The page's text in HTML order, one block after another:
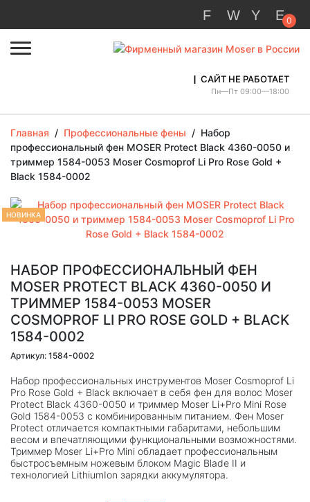
0
САЙТ НЕ РАБОТАЕТ
Пн—Пт 09:00—18:00
Главная / Профессиональные фены / Набор
профессиональный фен MOSER Protect Black 4360-0050 и
триммер 1584-0053 Moser Cosmoprof Li Pro Rose Gold +
Black 1584-0002
НОВИНКА
НАБОР ПРОФЕССИОНАЛЬНЫЙ ФЕН
MOSER PROTECT BLACK 4360-0050 И
ТРИММЕР 1584-0053 MOSER
COSMOPROF LI PRO ROSE GOLD + BLACK
1584-0002
Артикул: 1584-0002
Набор профессиональных инструментов Moser Cosmoprof Li
Pro Rose Gold + Black включает в себя фен для волос Moser
Protect Black 4360-0050 и триммер Moser Li+Pro Mini Rose
Gold 1584-0053 с комбинированным питанием. Фен Moser
Protect отличается компактными габаритами, небольшим
весом и впечатляющими функциональными возможностями.
Триммер Moser Li+Pro Mini обладает профессиональным
быстросъемным ножевым блоком Magic Blade II и
технологией LithiumIon зарядки аккумулятора.